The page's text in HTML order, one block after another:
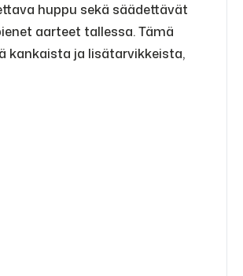
huppu sekä säädettävät
aarteet tallessa. Tämä
kankaista ja lisätarvikkeista,